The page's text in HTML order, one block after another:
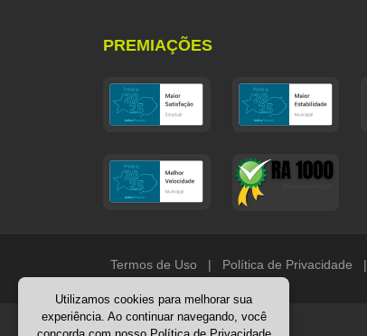
PREMIAÇÕES
Termos de Uso | Política de Privacidade |
Utilizamos cookies para melhorar sua
experiência. Ao continuar navegando, você